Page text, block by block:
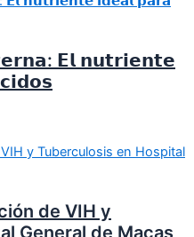
𝗘𝗹 𝗻𝘂𝘁𝗿𝗶𝗲𝗻𝘁𝗲
de VIH y
General de Macas